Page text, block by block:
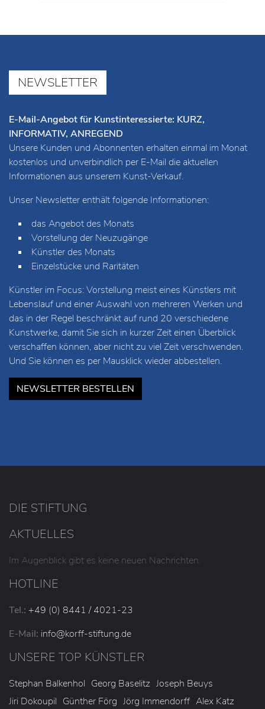
NEWSLETTER
E-Mail-Angebot für Kunstinteressierte: KURZ,
INFORMATIV, ANREGEND
Unsere Kunden und Abonnenten erhalten einmal im Monat
kostenlos und unverbindlich per E-Mail die aktuellen
Informationen aus unserem Kunst-Verkauf.
Unser Newsletter enthält folgende Informationen:
das Angebot des Monats
Vorstellung der Neuzugänge
Künstler des Monats
Einzelstücke und Raritäten
Künstler im Focus: Vorstellung meist eines Künstlers mit
Lebenslauf und einer Auswahl von mehreren Werken und
das in der Regel beschränkt auf rund 20 verschiedene
Kunstwerke, damit Sie sich in kurzer Zeit einen Überblick
verschaffen können, aber nicht zu viel Zeit verschwenden.
Und Sie können es per Mausklick wieder abbestellen.
NEWSLETTER BESTELLEN
DIE STIFTUNG
AKTUELLES
Im Augenblick gibt es keine neuen Nachrichten.
HOTLINE
Tel.: +49 (0) 8441 / 4021-23
E-Mail: info@korff-stiftung.de
UNSERE TOP KÜNSTLER
Stephan Balkenhol Georg Baselitz Joseph Beuys
Jiri Dokoupil Günther Förg Jörg Immendorff Alex Katz